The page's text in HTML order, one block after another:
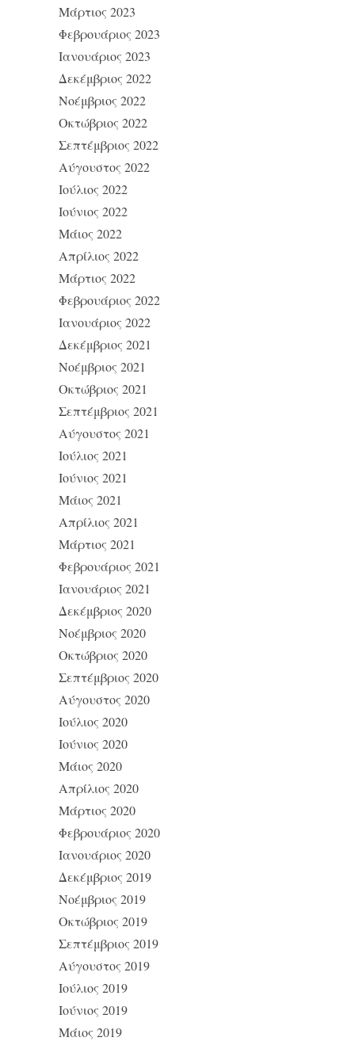
Μάρτιος 2023
Φεβρουάριος 2023
Ιανουάριος 2023
Δεκέμβριος 2022
Νοέμβριος 2022
Οκτώβριος 2022
Σεπτέμβριος 2022
Αύγουστος 2022
Ιούλιος 2022
Ιούνιος 2022
Μάιος 2022
Απρίλιος 2022
Μάρτιος 2022
Φεβρουάριος 2022
Ιανουάριος 2022
Δεκέμβριος 2021
Νοέμβριος 2021
Οκτώβριος 2021
Σεπτέμβριος 2021
Αύγουστος 2021
Ιούλιος 2021
Ιούνιος 2021
Μάιος 2021
Απρίλιος 2021
Μάρτιος 2021
Φεβρουάριος 2021
Ιανουάριος 2021
Δεκέμβριος 2020
Νοέμβριος 2020
Οκτώβριος 2020
Σεπτέμβριος 2020
Αύγουστος 2020
Ιούλιος 2020
Ιούνιος 2020
Μάιος 2020
Απρίλιος 2020
Μάρτιος 2020
Φεβρουάριος 2020
Ιανουάριος 2020
Δεκέμβριος 2019
Νοέμβριος 2019
Οκτώβριος 2019
Σεπτέμβριος 2019
Αύγουστος 2019
Ιούλιος 2019
Ιούνιος 2019
Μάιος 2019